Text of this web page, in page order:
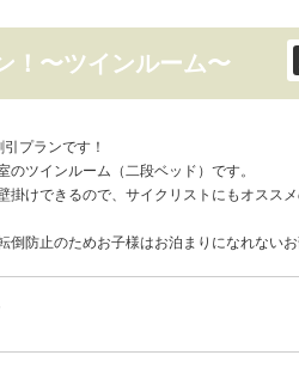
！〜ツインルーム〜
プランです！
のツインルーム（二段ベッド）です。
掛けできるので、サイクリストにもオススメ
倒防止のためお子様はお泊まりになれないお